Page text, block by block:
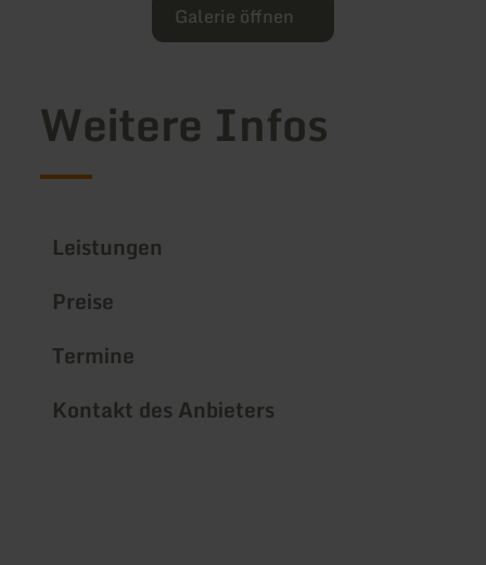
Galerie öffnen
Weitere Infos
Leistungen
Preise
Termine
Kontakt des Anbieters